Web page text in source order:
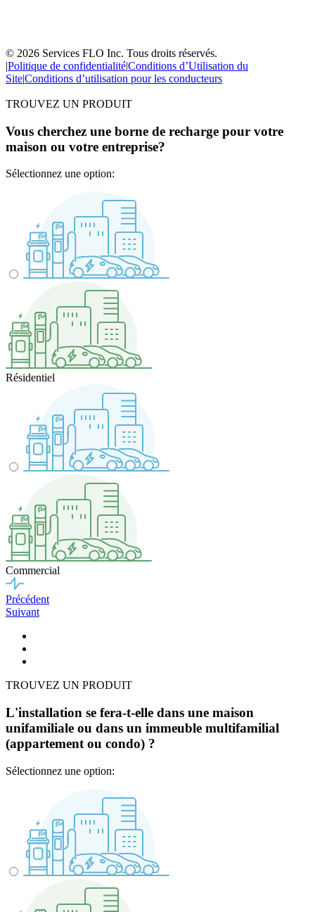
© 2026 Services FLO Inc. Tous droits réservés.
|Politique de confidentialité|Conditions d’Utilisation du
Site|Conditions d’utilisation pour les conducteurs
TROUVEZ UN PRODUIT
Vous cherchez une borne de recharge pour votre
maison ou votre entreprise?
Sélectionnez une option:
Résidentiel
Commercial
Précédent
Suivant
TROUVEZ UN PRODUIT
L'installation se fera-t-elle dans une maison
unifamiliale ou dans un immeuble multifamilial
(appartement ou condo) ?
Sélectionnez une option: